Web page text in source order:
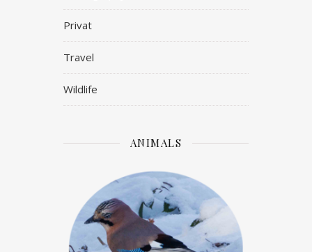
Privat
Travel
Wildlife
ANIMALS